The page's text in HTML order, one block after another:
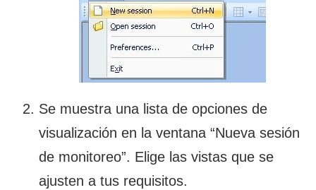
Se muestra una lista de opciones de
visualización en la ventana “Nueva sesión
de monitoreo”. Elige las vistas que se
ajusten a tus requisitos.